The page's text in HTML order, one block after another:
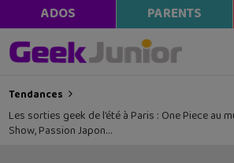
ADOS PARENTS
Tendances
Les sorties geek de l’été à Paris : One Piece au
Show, Passion Japon…